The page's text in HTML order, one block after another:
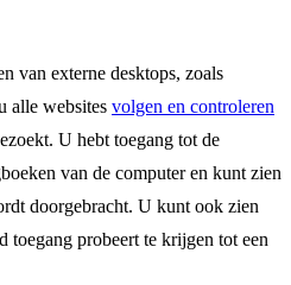
van externe desktops, zoals
alle websites volgen en controleren
U hebt toegang tot de
van de computer en kunt zien
doorgebracht. U kunt ook zien
probeert te krijgen tot een